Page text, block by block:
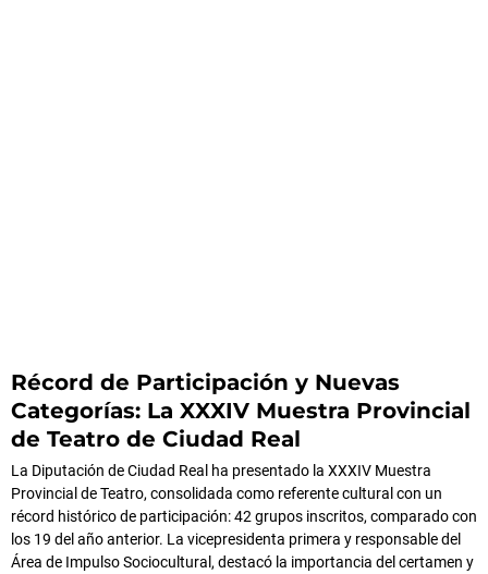
Récord de Participación y Nuevas
Categorías: La XXXIV Muestra Provincial
de Teatro de Ciudad Real
La Diputación de Ciudad Real ha presentado la XXXIV Muestra
Provincial de Teatro, consolidada como referente cultural con un
récord histórico de participación: 42 grupos inscritos, comparado con
los 19 del año anterior. La vicepresidenta primera y responsable del
Área de Impulso Sociocultural, destacó la importancia del certamen y